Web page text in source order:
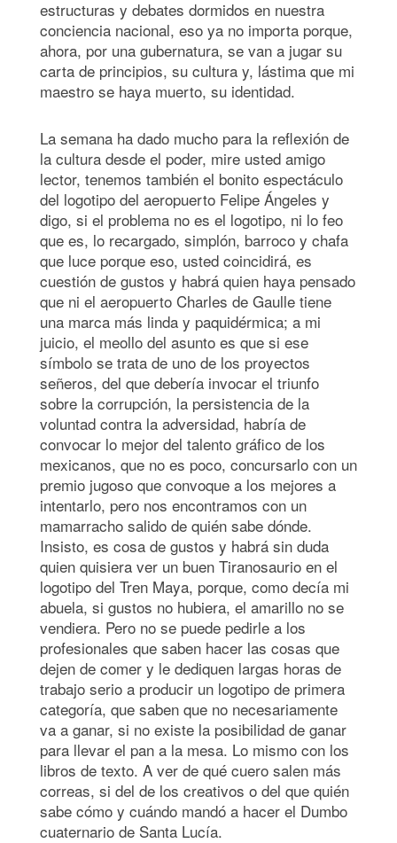
estructuras y debates dormidos en nuestra
conciencia nacional, eso ya no importa porque,
ahora, por una gubernatura, se van a jugar su
carta de principios, su cultura y, lástima que mi
maestro se haya muerto, su identidad.
La semana ha dado mucho para la reflexión de
la cultura desde el poder, mire usted amigo
lector, tenemos también el bonito espectáculo
del logotipo del aeropuerto Felipe Ángeles y
digo, si el problema no es el logotipo, ni lo feo
que es, lo recargado, simplón, barroco y chafa
que luce porque eso, usted coincidirá, es
cuestión de gustos y habrá quien haya pensado
que ni el aeropuerto Charles de Gaulle tiene
una marca más linda y paquidérmica; a mi
juicio, el meollo del asunto es que si ese
símbolo se trata de uno de los proyectos
señeros, del que debería invocar el triunfo
sobre la corrupción, la persistencia de la
voluntad contra la adversidad, habría de
convocar lo mejor del talento gráfico de los
mexicanos, que no es poco, concursarlo con un
premio jugoso que convoque a los mejores a
intentarlo, pero nos encontramos con un
mamarracho salido de quién sabe dónde.
Insisto, es cosa de gustos y habrá sin duda
quien quisiera ver un buen Tiranosaurio en el
logotipo del Tren Maya, porque, como decía mi
abuela, si gustos no hubiera, el amarillo no se
vendiera. Pero no se puede pedirle a los
profesionales que saben hacer las cosas que
dejen de comer y le dediquen largas horas de
trabajo serio a producir un logotipo de primera
categoría, que saben que no necesariamente
va a ganar, si no existe la posibilidad de ganar
para llevar el pan a la mesa. Lo mismo con los
libros de texto. A ver de qué cuero salen más
correas, si del de los creativos o del que quién
sabe cómo y cuándo mandó a hacer el Dumbo
cuaternario de Santa Lucía.